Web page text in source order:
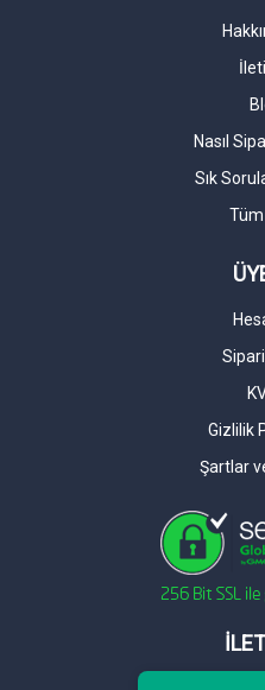
Nasıl
Sık
Gizlilik
Şartlar